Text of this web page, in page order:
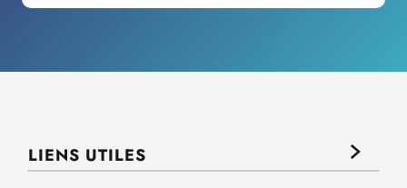
LIENS UTILES